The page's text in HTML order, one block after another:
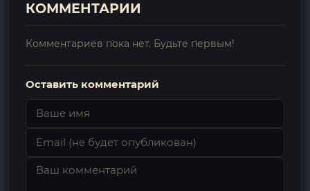
КОММЕНТАРИИ
Комментариев пока нет. Будьте первым!
Оставить комментарий